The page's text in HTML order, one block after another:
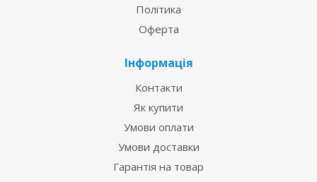
Політика
Оферта
Інформація
Контакти
Як купити
Умови оплати
Умови доставки
Гарантія на товар